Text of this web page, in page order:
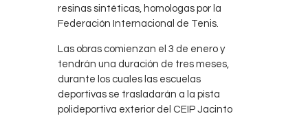
resinas sintéticas, homologas por la
Federación Internacional de Tenis.
Las obras comienzan el 3 de enero y
tendrán una duración de tres meses,
durante los cuales las escuelas
deportivas se trasladarán a la pista
polideportiva exterior del CEIP Jacinto